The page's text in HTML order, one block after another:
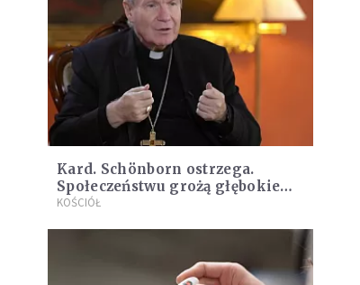
Kard. Schönborn ostrzega.
Społeczeństwu grożą głębokie
podziały
KOŚCIÓŁ